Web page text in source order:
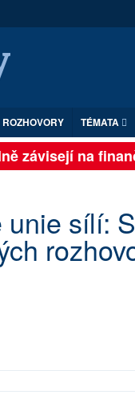
ROZHOVORY TÉMATA
závisejí na
unie sílí: